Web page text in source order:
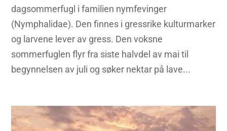
dagsommerfugl i familien nymfevinger
(Nymphalidae). Den finnes i gressrike kulturmarker
og larvene lever av gress. Den voksne
sommerfuglen flyr fra siste halvdel av mai til
begynnelsen av juli og søker nektar på lave...